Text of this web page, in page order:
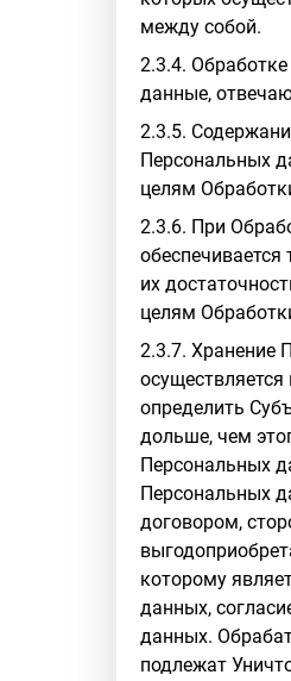
между собой.
2.3.4.
данные,
2.3.5.
Персональных
целям
2.3.6. При
их
целям
2.3.7. Хранение
определить
дольше, чем
Персональных
Персональных
договором,
которому
данных,
данных.
подлежат